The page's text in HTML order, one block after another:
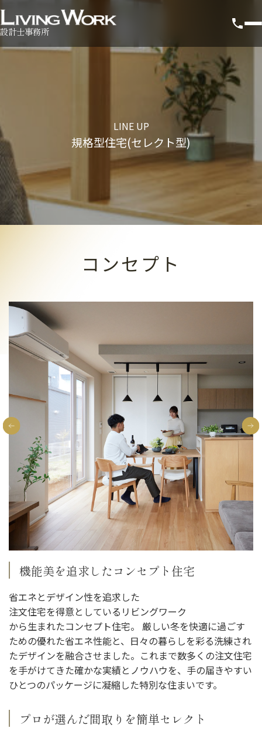
設計士事務所
LINE UP
規格型住宅(セレクト型)
コンセプト
機能美を追求したコンセプト住宅
省エネとデザイン性を追求した
注文住宅を得意としているリビングワーク
から生まれたコンセプト住宅。 厳しい冬を快適に過ごす
ための優れた省エネ性能と、日々の暮らしを彩る洗練され
たデザインを融合させました。これまで数多くの注文住宅
を手がけてきた確かな実績とノウハウを、手の届きやすい
ひとつのパッケージに凝縮した特別な住まいです。
プロが選んだ間取りを簡単セレクト